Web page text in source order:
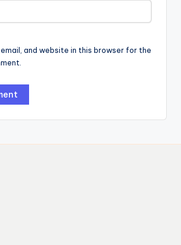
email, and website in this browser for the